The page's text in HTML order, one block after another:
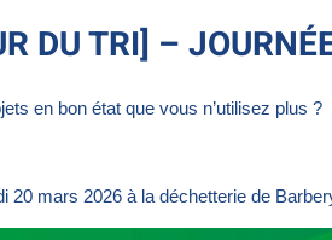
DU TRI] –
en bon état que vous n’utilisez plus ?
20 mars 2026 à la déchetterie de